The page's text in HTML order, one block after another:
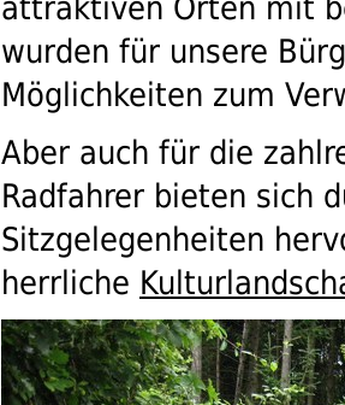
attraktiven Orten mit
wurden für unsere
Möglichkeiten zum
Aber auch für die
Radfahrer bieten sich
Sitzgelegenheiten
herrliche